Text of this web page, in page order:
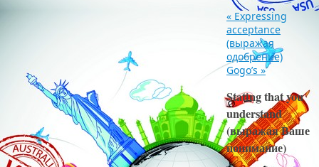
« Expressing
acceptance
(выражая
одобрение)
Gogo’s »
Stating that you
understand
(выражая Ваше
понимание)